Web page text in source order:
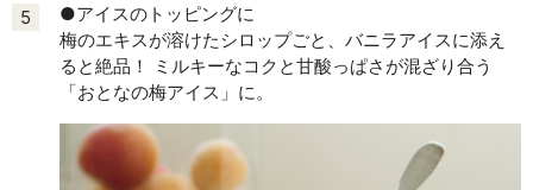
5
●アイスのトッピングに
梅のエキスが溶けたシロップごと、バニラアイスに添え
ると絶品！ ミルキーなコクと甘酸っぱさが混ざり合う
「おとなの梅アイス」に。